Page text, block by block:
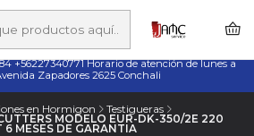
Chile | Venta, Arriendo y Servicio
+56227340771 Horario de atención de lunes a
Zapadores 2625 Conchali
en Hormigon Testigueras
MODELO EUR-DK-350/2E 220
6 MESES DE GARANTIA